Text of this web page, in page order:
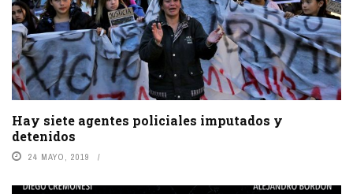
Hay siete agentes policiales imputados y
detenidos
24 MAYO, 2019